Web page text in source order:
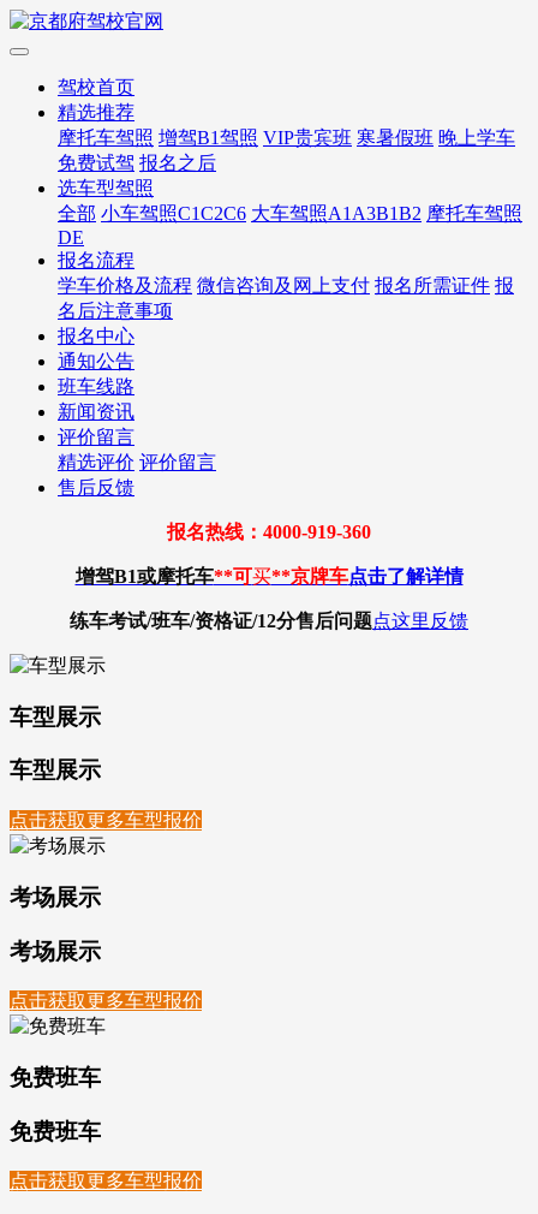
驾校首页
精选推荐
摩托车驾照 增驾B1驾照 VIP贵宾班 寒暑假班 晚上学车
免费试驾 报名之后
选车型驾照
全部 小车驾照C1C2C6 大车驾照A1A3B1B2 摩托车驾照
DE
报名流程
学车价格及流程 微信咨询及网上支付 报名所需证件 报
名后注意事项
报名中心
通知公告
班车线路
新闻资讯
评价留言
精选评价 评价留言
售后反馈
报名热线：4000-919-360
增驾B1或摩托车**可买**京牌车点击了解详情
练车考试/班车/资格证/12分售后问题点这里反馈
车型展示
车型展示
点击获取更多车型报价
考场展示
考场展示
点击获取更多车型报价
免费班车
免费班车
点击获取更多车型报价